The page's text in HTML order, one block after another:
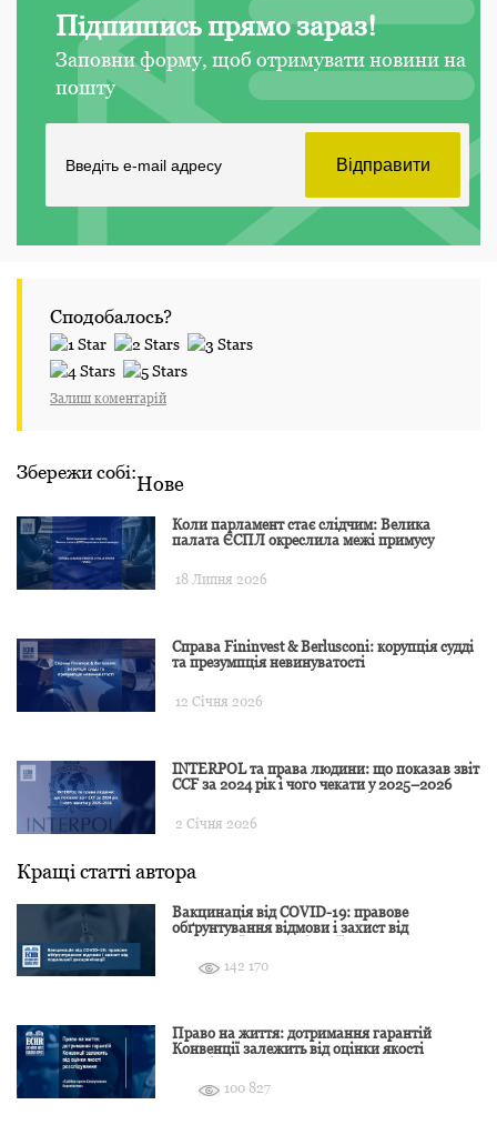
Підпишись прямо зараз!
Заповни форму, щоб отримувати новини на
пошту
Сподобалось?
Залиш коментарій
Збережи собі:Нове
Коли парламент стає слідчим: Велика
палата ЄСПЛ окреслила межі примусу
18 Липня 2026
Справа Fininvest & Berlusconi: корупція судді
та презумпція невинуватості
12 Січня 2026
INTERPOL та права людини: що показав звіт
CCF за 2024 рік і чого чекати у 2025–2026
2 Січня 2026
Кращі статті автора
Вакцинація від COVID-19: правове
обґрунтування відмови і захист від
142 170
Право на життя: дотримання гарантій
Конвенції залежить від оцінки якості
100 827